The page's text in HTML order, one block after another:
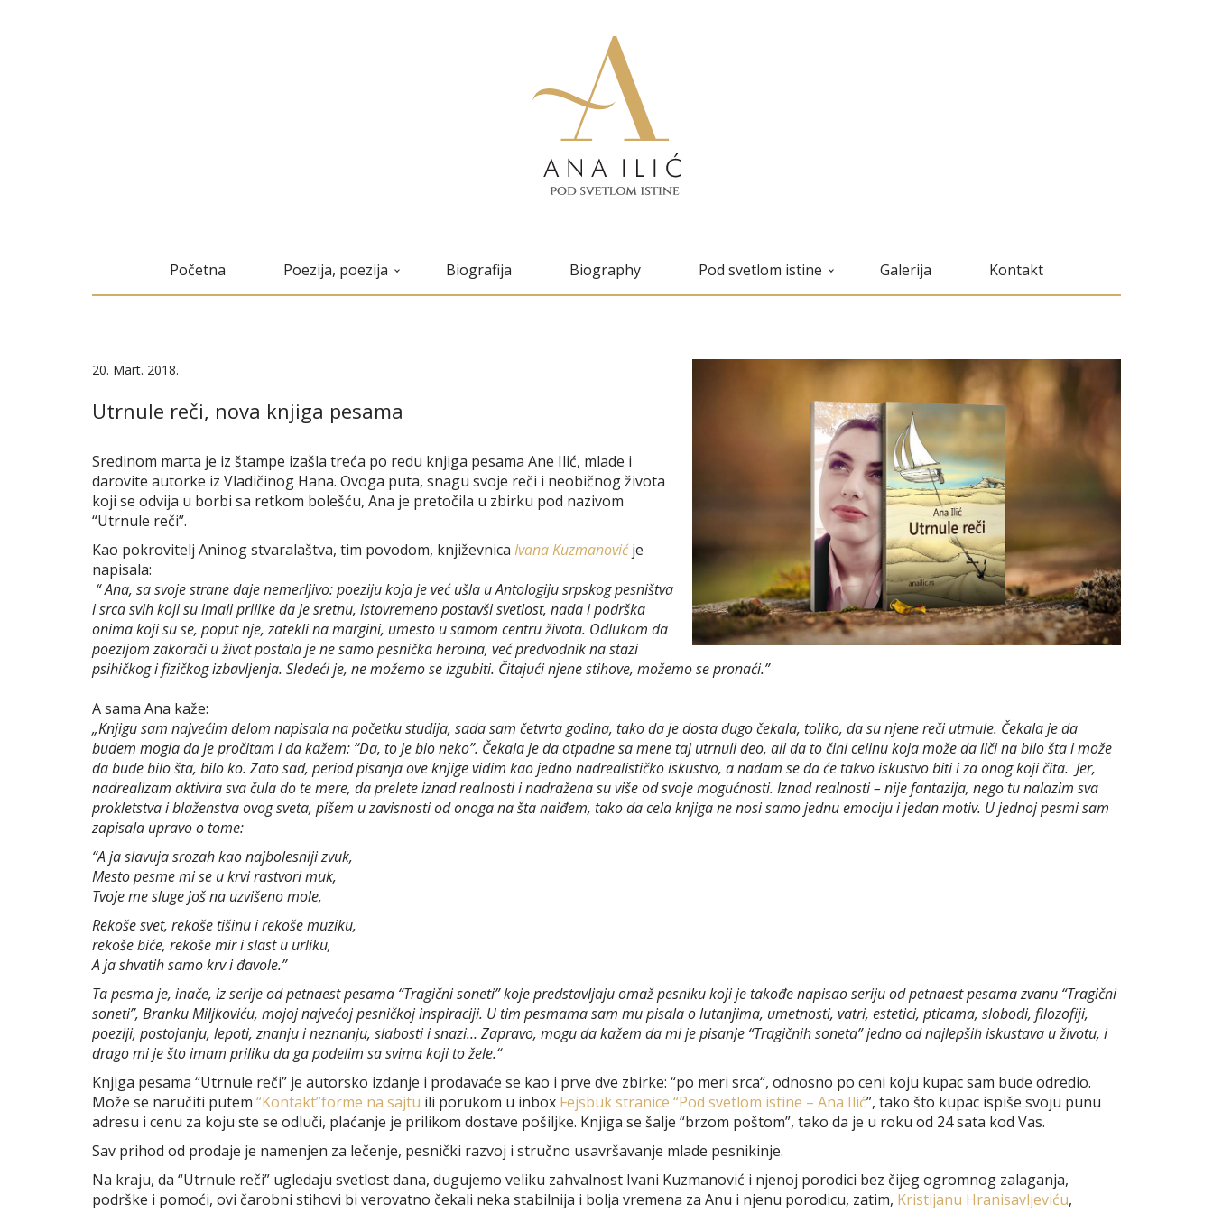
Početna Poezija, poezija Biografija Biography Pod svetlom istine Galerija Kontakt
20. Mart. 2018.
Utrnule reči, nova knjiga pesama
Sredinom marta je iz štampe izašla treća po redu knjiga pesama Ane Ilić, mlade i
darovite autorke iz Vladičinog Hana. Ovoga puta, snagu svoje reči i neobičnog života
koji se odvija u borbi sa retkom bolešću, Ana je pretočila u zbirku pod nazivom
“Utrnule reči”.
Kao pokrovitelj Aninog stvaralaštva, tim povodom, književnica Ivana Kuzmanovićje
napisala:
“ Ana, sa svoje strane daje nemerljivo: poeziju koja je već ušla u Antologiju srpskog pesništva
i srca svih koji su imali prilike da je sretnu, istovremeno postavši svetlost, nada i podrška
onima koji su se, poput nje, zatekli na margini, umesto u samom centru života. Odlukom da
poezijom zakorači u život postala je ne samo pesnička heroina, već predvodnik na stazi
psihičkog i fizičkog izbavljenja. Sledeći je, ne možemo se izgubiti. Čitajući njene stihove, možemo se pronaći.”
A sama Ana kaže:
„Knjigu sam najvećim delom napisala na početku studija, sada sam četvrta godina, tako da je dosta dugo čekala, toliko, da su njene reči utrnule. Čekala je da
budem mogla da je pročitam i da kažem: “Da, to je bio neko”. Čekala je da otpadne sa mene taj utrnuli deo, ali da to čini celinu koja može da liči na bilo šta i može
da bude bilo šta, bilo ko. Zato sad, period pisanja ove knjige vidim kao jedno nadrealističko iskustvo, a nadam se da će takvo iskustvo biti i za onog koji čita. Jer,
nadrealizam aktivira sva čula do te mere, da prelete iznad realnosti i nadražena su više od svoje mogućnosti. Iznad realnosti – nije fantazija, nego tu nalazim sva
prokletstva i blaženstva ovog sveta, pišem u zavisnosti od onoga na šta naiđem, tako da cela knjiga ne nosi samo jednu emociju i jedan motiv. U jednoj pesmi sam
zapisala upravo o tome:
“A ja slavuja srozah kao najbolesniji zvuk,
Mesto pesme mi se u krvi rastvori muk,
Tvoje me sluge još na uzvišeno mole,
Rekoše svet, rekoše tišinu i rekoše muziku,
rekoše biće, rekoše mir i slast u urliku,
A ja shvatih samo krv i đavole.”
Ta pesma je, inače, iz serije od petnaest pesama “Tragični soneti” koje predstavljaju omaž pesniku koji je takođe napisao seriju od petnaest pesama zvanu “Tragični
soneti”, Branku Miljkoviću, mojoj najvećoj pesničkoj inspiraciji. U tim pesmama sam mu pisala o lutanjima, umetnosti, vatri, estetici, pticama, slobodi, filozofiji,
poeziji, postojanju, lepoti, znanju i neznanju, slabosti i snazi… Zapravo, mogu da kažem da mi je pisanje “Tragičnih soneta” jedno od najlepših iskustava u životu, i
drago mi je što imam priliku da ga podelim sa svima koji to žele.“
Knjiga pesama “Utrnule reči” je autorsko izdanje i prodavaće se kao i prve dve zbirke: “po meri srca“, odnosno po ceni koju kupac sam bude odredio.
Može se naručiti putem “Kontakt”forme na sajtu ili porukom u inbox Fejsbuk stranice “Pod svetlom istine – Ana Ilić”, tako što kupac ispiše svoju punu
adresu i cenu za koju ste se odluči, plaćanje je prilikom dostave pošiljke. Knjiga se šalje “brzom poštom”, tako da je u roku od 24 sata kod Vas.
Sav prihod od prodaje je namenjen za lečenje, pesnički razvoj i stručno usavršavanje mlade pesnikinje.
Na kraju, da “Utrnule reči” ugledaju svetlost dana, dugujemo veliku zahvalnost Ivani Kuzmanović i njenoj porodici bez čijeg ogromnog zalaganja,
podrške i pomoći, ovi čarobni stihovi bi verovatno čekali neka stabilnija i bolja vremena za Anu i njenu porodicu, zatim, Kristijanu Hranisavljeviću,